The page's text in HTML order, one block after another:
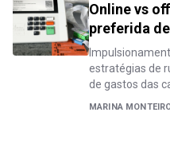
Online vs
preferida
estratégias de
de gastos das
MARINA